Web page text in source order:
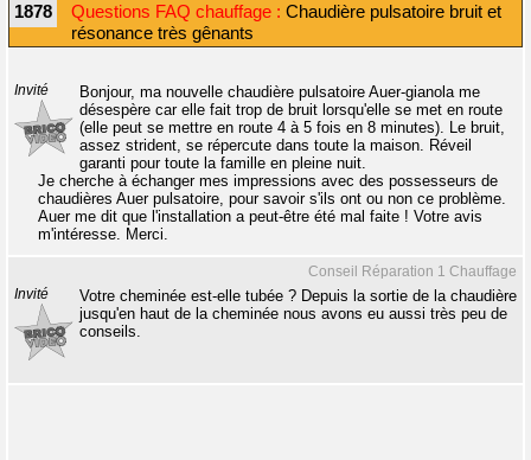
1878 Questions FAQ chauffage : Chaudière pulsatoire bruit et
résonance très gênants
Invité
Bonjour, ma nouvelle chaudière pulsatoire Auer-gianola me
désespère car elle fait trop de bruit lorsqu'elle se met en route
(elle peut se mettre en route 4 à 5 fois en 8 minutes). Le bruit,
assez strident, se répercute dans toute la maison. Réveil
garanti pour toute la famille en pleine nuit.
Je cherche à échanger mes impressions avec des possesseurs de
chaudières Auer pulsatoire, pour savoir s'ils ont ou non ce problème.
Auer me dit que l'installation a peut-être été mal faite ! Votre avis
m'intéresse. Merci.
Conseil Réparation 1 Chauffage
Invité
Votre cheminée est-elle tubée ? Depuis la sortie de la chaudière
jusqu'en haut de la cheminée nous avons eu aussi très peu de
conseils.